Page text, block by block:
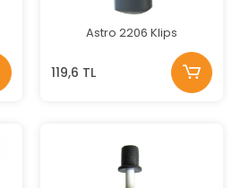
Astro 2206 Klips
119,6 TL